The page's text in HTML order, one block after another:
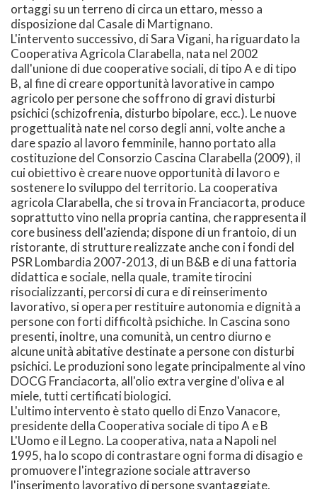
ortaggi su un terreno di circa un ettaro, messo a
disposizione dal Casale di Martignano.
L'intervento successivo, di Sara Vigani, ha riguardato la
Cooperativa Agricola Clarabella, nata nel 2002
dall'unione di due cooperative sociali, di tipo A e di tipo
B, al fine di creare opportunità lavorative in campo
agricolo per persone che soffrono di gravi disturbi
psichici (schizofrenia, disturbo bipolare, ecc.). Le nuove
progettualità nate nel corso degli anni, volte anche a
dare spazio al lavoro femminile, hanno portato alla
costituzione del Consorzio Cascina Clarabella (2009), il
cui obiettivo è creare nuove opportunità di lavoro e
sostenere lo sviluppo del territorio. La cooperativa
agricola Clarabella, che si trova in Franciacorta, produce
soprattutto vino nella propria cantina, che rappresenta il
core business dell'azienda; dispone di un frantoio, di un
ristorante, di strutture realizzate anche con i fondi del
PSR Lombardia 2007-2013, di un B&B e di una fattoria
didattica e sociale, nella quale, tramite tirocini
risocializzanti, percorsi di cura e di reinserimento
lavorativo, si opera per restituire autonomia e dignità a
persone con forti difficoltà psichiche. In Cascina sono
presenti, inoltre, una comunità, un centro diurno e
alcune unità abitative destinate a persone con disturbi
psichici. Le produzioni sono legate principalmente al vino
DOCG Franciacorta, all'olio extra vergine d'oliva e al
miele, tutti certificati biologici.
L'ultimo intervento è stato quello di Enzo Vanacore,
presidente della Cooperativa sociale di tipo A e B
L'Uomo e il Legno. La cooperativa, nata a Napoli nel
1995, ha lo scopo di contrastare ogni forma di disagio e
promuovere l'integrazione sociale attraverso
l'inserimento lavorativo di persone svantaggiate,